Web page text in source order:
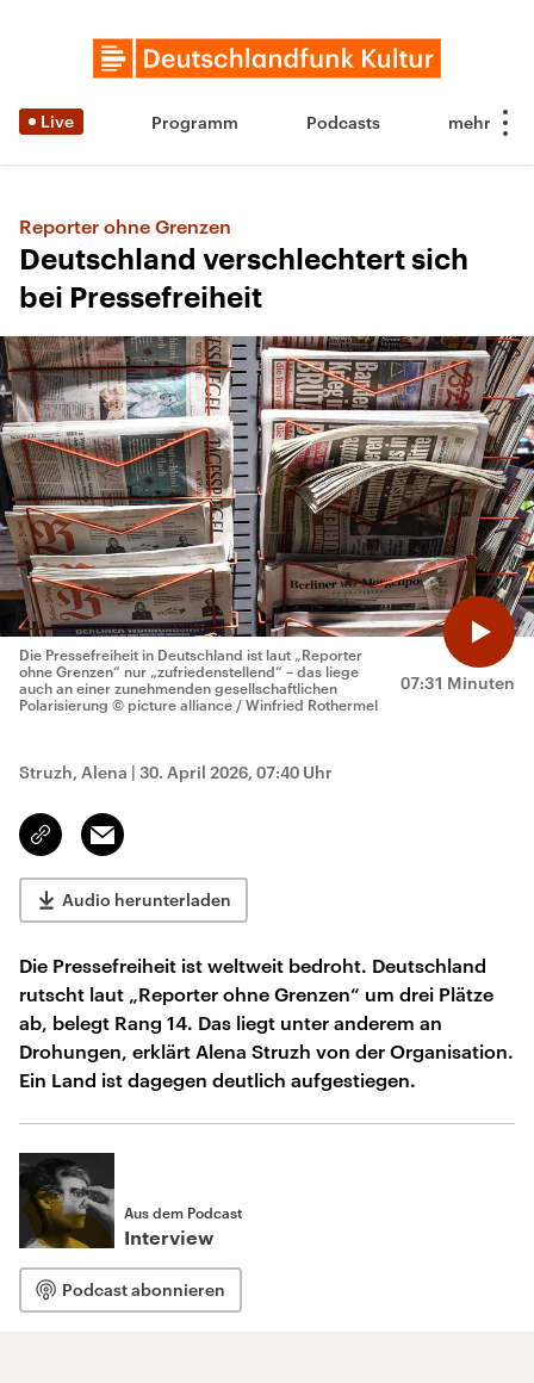
Live Programm Podcasts
Reporter ohne Grenzen
Deutschland verschlechtert sich
bei Pressefreiheit
07:31 Minuten
Die Pressefreiheit in Deutschland ist laut „Reporter
ohne Grenzen“ nur „zufriedenstellend“ – das liege
auch an einer zunehmenden gesellschaftlichen
Polarisierung © picture alliance / Winfried Rothermel
Struzh, Alena | 30. April 2026, 07:40 Uhr
Link
kopieren/teilen
Email
Audio herunterladen
Die Pressefreiheit ist weltweit bedroht. Deutschland
rutscht laut „Reporter ohne Grenzen“ um drei Plätze
ab, belegt Rang 14. Das liegt unter anderem an
Drohungen, erklärt Alena Struzh von der Organisation.
Ein Land ist dagegen deutlich aufgestiegen.
Aus dem Podcast
Interview
Podcast abonnieren